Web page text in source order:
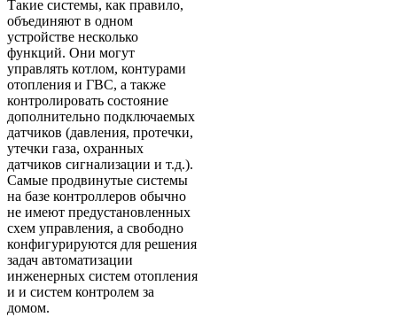
Такие системы, как правило,
объединяют в одном
устройстве несколько
функций. Они могут
управлять котлом, контурами
отопления и ГВС, а также
контролировать состояние
дополнительно подключаемых
датчиков (давления, протечки,
утечки газа, охранных
датчиков сигнализации и т.д.).
Самые продвинутые системы
на базе контроллеров обычно
не имеют предустановленных
схем управления, а свободно
конфигурируются для решения
задач автоматизации
инженерных систем отопления
и и систем контролем за
домом.